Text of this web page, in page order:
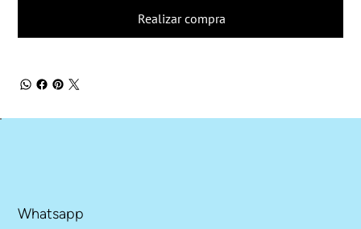
Realizar compra
Whatsapp